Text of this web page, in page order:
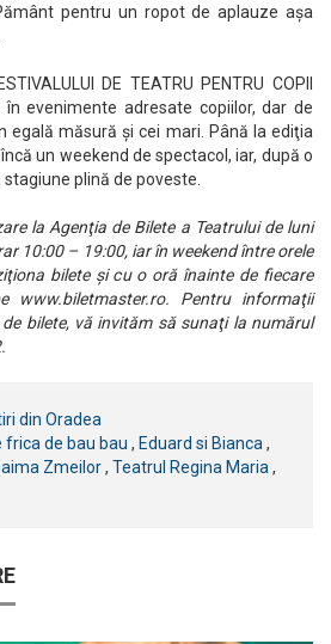
pentru un ropot de aplauze aşa
DE TEATRU PENTRU COPII
evenimente adresate copiilor, dar de
egală măsură şi cei mari. Până la ediţia
un weekend de spectacol, iar, după o
plină de poveste.
la Agenţia de Bilete a Teatrului de luni
10:00 – 19:00, iar în weekend între orele
bilete şi cu o oră înainte de fiecare
www.biletmaster.ro. Pentru informaţii
bilete, vă invităm să sunaţi la numărul
din Oradea
frica de bau bau , Eduard si Bianca ,
Zmeilor, Teatrul Regina Maria ,